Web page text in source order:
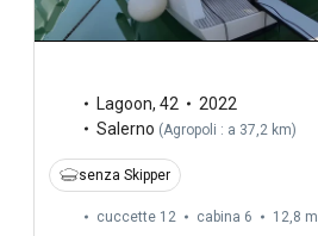
Lagoon, 42
2022
Salerno (Agropoli : a 37,2 km)
senza Skipper
cuccette 12 cabina 6 12,8 m